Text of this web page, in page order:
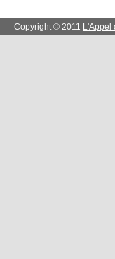
Copyright © 2011 L'Appel